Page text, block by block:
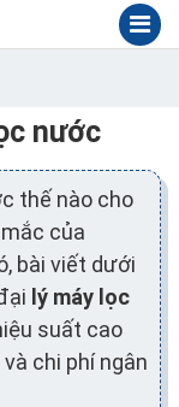
nước
thế nào cho
của
bài viết dưới
lý máy lọc
suất cao
chi phí ngân